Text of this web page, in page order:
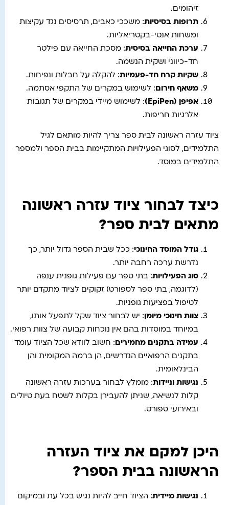
זיהומים.
תרופות בסיסיות: משככי כאבים, תרסיסים נגד עקיצות
ומשחות אנטי-בקטריאליות.
ערכת החייאה בסיסית: מסכת החייאה עם פילטר
חד-כיווני ושקית הנשמה.
שקיות קרח חד-פעמיות: להקלה על חבלות ונפיחות.
משאף חירום : לשימוש במקרים של התקפי אסתמה.
אפיפן (EpiPen)
: לשימוש מיידי במקרים של תגובות
אלרגיות חריפות.
ציוד עזרה ראשונה לבית ספר צריך להיות מותאם לגיל
התלמידים, לסוגי הפעילויות המתקיימות בבית הספר ולמספר
התלמידים במוסד.
כיצד לבחור ציוד עזרה ראשונה
מתאים לבית ספר?
גודל המוסד החינוכי: ככל שבית הספר גדול יותר, כך
נדרשת ערכה רחבה יותר.
סוג הפעילויות: בתי ספר עם פעילות גופנית ענפה
(לדוגמה, בתי ספר לספורט) זקוקים לציוד מתקדם יותר
לטיפול בפציעות גופניות.
צוות חינוכי מיומן: יש לבחור ציוד שקל לתפעל אותו,
במיוחד במוסדות בהם אין נוכחות קבועה של צוות רפואי.
עמידה בתקנים מחמירים: חשוב לוודא שכל הציוד עומד
בתקנים הרפואיים הנדרשים, הן ברמה המקומית והן
הבינלאומית.
נגישות וניידות: מומלץ לבחור בערכות עזרה ראשונה
קלות לנשיאה, שניתן להעבירן בקלות לשטח בעת טיולים
ובאירועי ספורט.
היכן למקם את ציוד העזרה
הראשונה בבית הספר?
נגישות מיידית: הציוד חייב להיות נגיש בכל עת ובמיקום